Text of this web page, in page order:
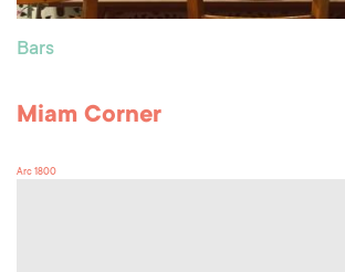
Bars
Miam Corner
Arc 1800